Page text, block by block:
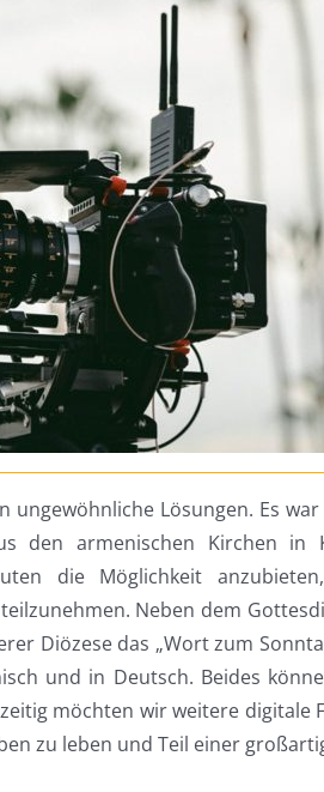
ungewöhnliche Lösungen. Es
den armenischen Kirchen
die Möglichkeit
Neben dem
Diözese das „Wort zum
und in Deutsch. Beides
möchten wir weitere digitale
zu leben und Teil einer